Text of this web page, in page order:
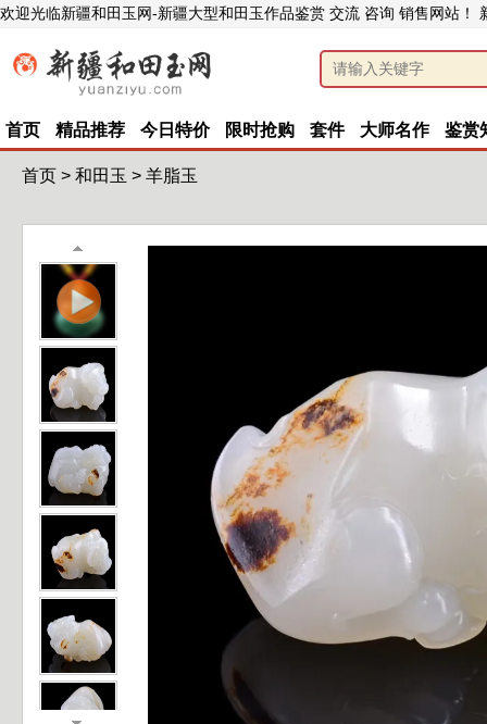
欢迎光临新疆和田玉网-新疆大型和田玉作品鉴赏 交流 咨询 销售网站！
首页 精品推荐 今日特价 限时抢购 套件 大师名作 鉴赏
首页 > 和田玉 > 羊脂玉